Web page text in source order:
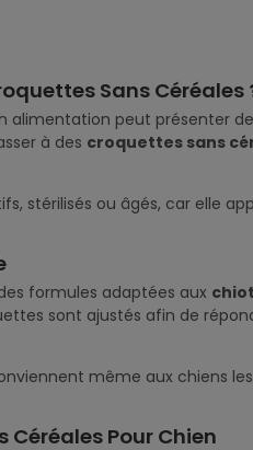
Sans Céréales
peut présenter
à des croquettes sans
stérilisés ou âgés, car elle
formules adaptées aux
sont ajustés afin de
même aux chiens
Céréales Pour Chien